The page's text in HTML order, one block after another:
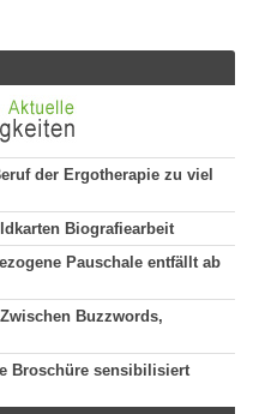
der Ergotherapie zu viel
Biografiearbeit
Pauschale entfällt ab
Buzzwords,
Broschüre sensibilisiert